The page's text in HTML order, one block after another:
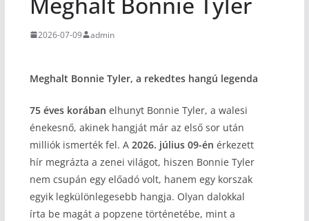
2026-07-09 admin
Meghalt Bonnie Tyler, a rekedtes hangú legenda
75 éves korában elhunyt Bonnie Tyler, a walesi
énekesnő, akinek hangját már az első sor után
milliók ismerték fel. A 2026. július 09-én érkezett
hír megrázta a zenei világot, hiszen Bonnie Tyler
nem csupán egy előadó volt, hanem egy korszak
egyik legkülönlegesebb hangja. Olyan dalokkal
írta be magát a popzene történetébe, mint a